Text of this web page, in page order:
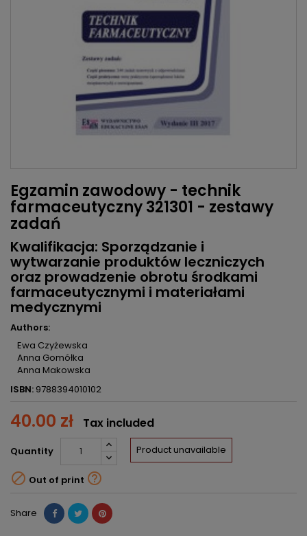
Egzamin zawodowy - technik
farmaceutyczny 321301 - zestawy
zadań
Kwalifikacja: Sporządzanie i
wytwarzanie produktów leczniczych
oraz prowadzenie obrotu środkami
farmaceutycznymi i materiałami
medycznymi
Authors:
Ewa Czyżewska
Anna Gomółka
Anna Makowska
ISBN: 9788394010102
40.00 zł Tax included
Quantity Product unavailable
 Out of print 
Share